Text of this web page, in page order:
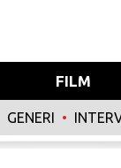
FILM
GENERI •